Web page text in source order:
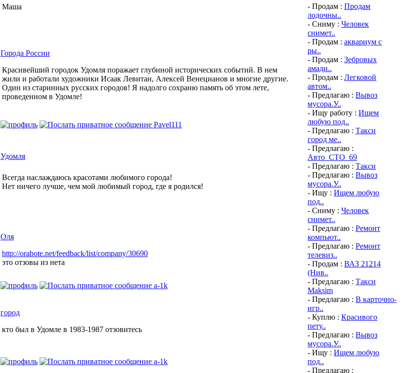
Маша
Города России
Красивейший городок Удомля поражает глубиной исторических событий. В нем
жили и работали художники Исаак Левитан, Алексей Венецианов и многие другие.
Один из старинных русских городов! Я надолго сохраню память об этом лете,
проведенном в Удомле!
Удомля
Всегда наслаждаюсь красотами любимого города!
Нет ничего лучше, чем мой любимый город, где я родился!
Оля
http://orabote.net/feedback/list/company/30690
это отзовы из нета
город
кто был в Удомле в 1983-1987 отзовитесь
- Продам : Продам
лодочны..
- Сниму : Человек
снимет..
- Продам : аквариум с
ры..
- Продам : Зебровых
амади..
- Продам : Легковой
автом..
- Предлагаю : Вывоз
мусора.У..
- Ищу работу : Ищем
любую под..
- Предлагаю : Такси
город ме..
- Предлагаю :
Авто_СТО_69
- Предлагаю : Такси
- Предлагаю : Вывоз
мусора.У..
- Ищу : Ищем любую
под..
- Сниму : Человек
снимет..
- Предлагаю : Ремонт
компьют..
- Предлагаю : Ремонт
телевиз..
- Продам : ВАЗ 21214
(Нив..
- Предлагаю : Такси
Maksim
- Предлагаю : В карточно-
игр..
- Куплю : Красивого
пету..
- Предлагаю : Вывоз
мусора.У..
- Ищу : Ищем любую
под..
- Предлагаю :